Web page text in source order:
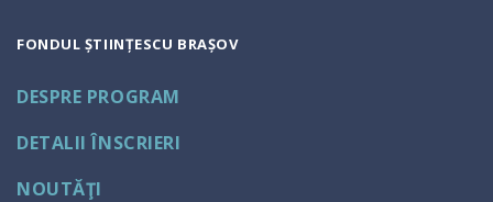
FONDUL ȘTIINȚESCU BRAȘOV
DESPRE PROGRAM
DETALII ÎNSCRIERI
NOUTĂŢI